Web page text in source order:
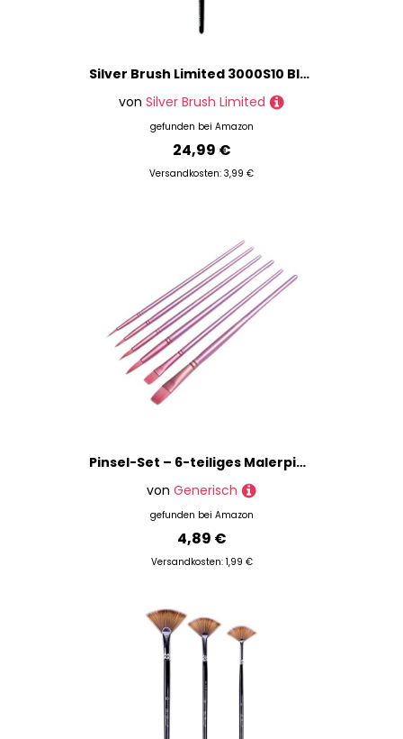
Silver Brush Limited 3000S10 Black Velvet Rund Pinsel, Aquarellpinsel in Größe 10, Kurzer Griff
von Silver Brush Limited
gefunden bei Amazon
24,99 €
Versandkosten: 3,99 €
Pinsel-Set – 6-teiliges Malerpinsel-Set Für Ölfarben – Professionelle Flache Nylonpinsel Für Acrylmalerei, Aquarell, Ölmalerei, Gesichts- Und Körper-Nagelkunst, Kunsthandwerk, Felsmalerei
von Generisch
gefunden bei Amazon
4,89 €
Versandkosten: 1,99 €